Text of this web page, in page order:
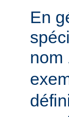
En
nom